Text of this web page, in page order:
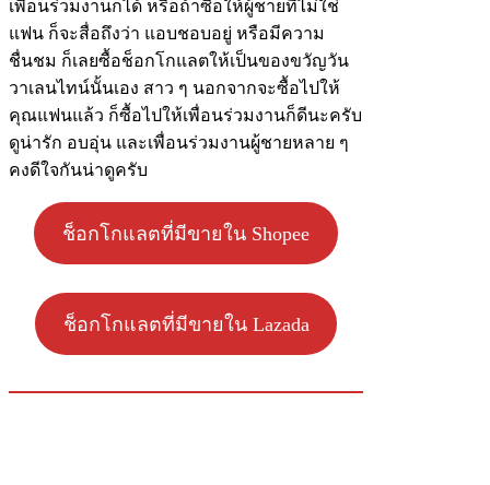
เพื่อนร่วมงานก็ได้ หรือถ้าซื้อให้ผู้ชายที่ไม่ใช่
แฟน ก็จะสื่อถึงว่า แอบชอบอยู่ หรือมีความ
ชื่นชม ก็เลยซื้อช็อกโกแลตให้เป็นของขวัญวัน
วาเลนไทน์นั้นเอง สาว ๆ นอกจากจะซื้อไปให้
คุณแฟนแล้ว ก็ซื้อไปให้เพื่อนร่วมงานก็ดีนะครับ
ดูน่ารัก อบอุ่น และเพื่อนร่วมงานผู้ชายหลาย ๆ
คงดีใจกันน่าดูครับ
ช็อกโกแลตที่มีขายใน Shopee
ช็อกโกแลตที่มีขายใน Lazada